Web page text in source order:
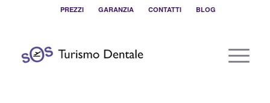
PREZZI GARANZIA CONTATTI BLOG